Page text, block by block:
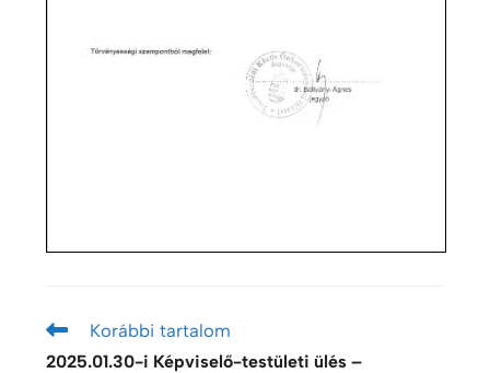
Korábbi tartalom
2025.01.30-i Képviselő-testületi ülés –